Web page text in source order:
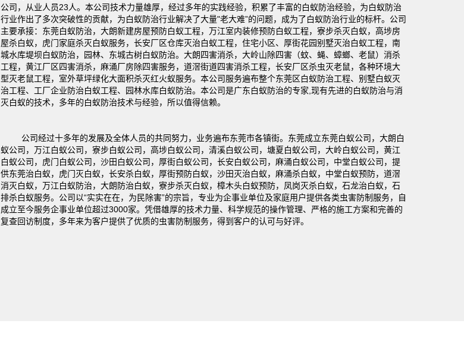
1
公司，从业人员23人。本公司技术力量雄厚，经过多年的实践经验，积累了丰富的白蚁防治经验，为白蚁防治
行业作出了多次突破性的贡献，为白蚁防治行业解决了大量"老大难”的问题，成为了白蚁防治行业的标杆。 公司
主要承接：东莞白蚁防治，大朗新建房屋预防白蚁工程，万江室内装修预防白蚁工程，寮步杀灭白蚁，高埗房
屋杀白蚁，虎门家庭杀灭白蚁服务，长安厂区仓库灭治白蚁工程，住宅小区、厚街花园别墅灭治白蚁工程，南
城水库堤坝白蚁防治，园林、东城古树白蚁防治。大朗四害消杀，大岭山除四害（蚊、蝇、蟑螂、老鼠）消杀
工程，黄江厂区四害消杀，麻涌厂房除四害服务，道滘街道四害消杀工程，长安厂区杀虫灭老鼠，各种环境大
型灭老鼠工程，室外草坪绿化大面积杀灭红火蚁服务。本公司服务遍布整个东莞区白蚁防治工程、别墅白蚁灭
治工程、工厂企业防治白蚁工程、园林水库白蚁防治。本公司是广东白蚁防治的专家,现有先进的白蚁防治与消
灭白蚁的技术，多年的白蚁防治技术与经验，所以值得信赖。
公司经过十多年的发展及全体人员的共同努力，业务遍布东莞市各镇街。东莞成立东莞白蚁公司，大朗白
蚁公司，万江白蚁公司，寮步白蚁公司，高埗白蚁公司，清溪白蚁公司，塘夏白蚁公司，大岭白蚁公司，黄江
白蚁公司，虎门白蚁公司，沙田白蚁公司，厚街白蚁公司，长安白蚁公司，麻涌白蚁公司，中堂白蚁公司，提
供东莞治白蚁，虎门灭白蚁，长安杀白蚁，厚街预防白蚁，沙田灭治白蚁，麻涌杀白蚁，中堂白蚁预防，道滘
消灭白蚁，万江白蚁防治，大朗防治白蚁，寮步杀灭白蚁，樟木头白蚁预防，凤岗灭杀白蚁，石龙治白蚁，石
排杀白蚁服务。公司以“实实在在，为民除害”的宗旨，专业为企事业单位及家庭用户提供各类虫害防制服务，自
成立至今服务企事业单位超过3000家。凭借雄厚的技术力量、科学规范的操作管理、严格的施工方案和完善的
复查回访制度，多年来为客户提供了优质的虫害防制服务，得到客户的认可与好评。